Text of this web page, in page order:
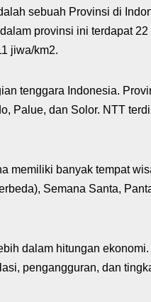
sebuah Provinsi di
provinsi ini terdapat
jiwa/km2.
tenggara Indonesia.
Palue, dan Solor. NTT
memiliki banyak tempat
Semana Santa,
dalam hitungan
pengangguran, dan